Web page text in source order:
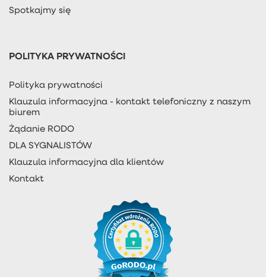
Spotkajmy się
POLITYKA PRYWATNOŚCI
Polityka prywatności
Klauzula informacyjna - kontakt telefoniczny z naszym
biurem
Żądanie RODO
DLA SYGNALISTÓW
Klauzula informacyjna dla klientów
Kontakt